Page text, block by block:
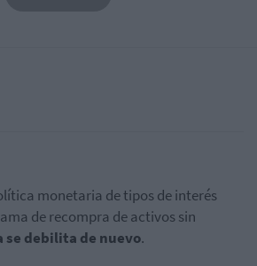
monetaria de tipos de interés
de recompra de activos sin
se debilita de nuevo.